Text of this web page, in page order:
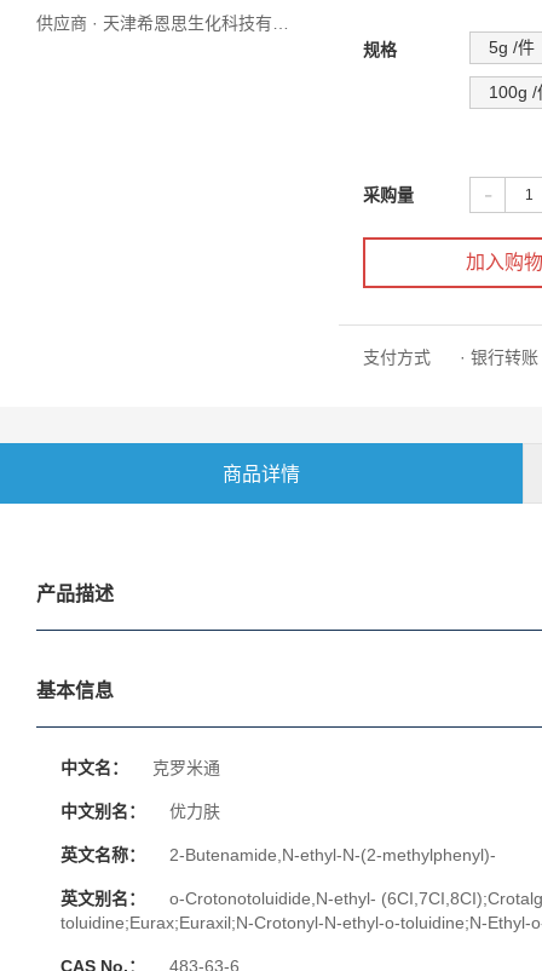
供应商 · 天津希恩思生化科技有限公司
规格 5g /件
100g /
采购量 -
加入购
支付方式 · 银行转账
商品详情
产品描述
基本信息
中文名： 克罗米通
中文别名： 优力肤
英文名称： 2-Butenamide,N-ethyl-N-(2-methylphenyl)-
英文别名：
o-Crotonotoluidide,N-ethyl-
toluidine;Eurax;Euraxil;N-Crotonyl-N-ethyl-o-toluidine;N-Ethyl-
CAS No.： 483-63-6